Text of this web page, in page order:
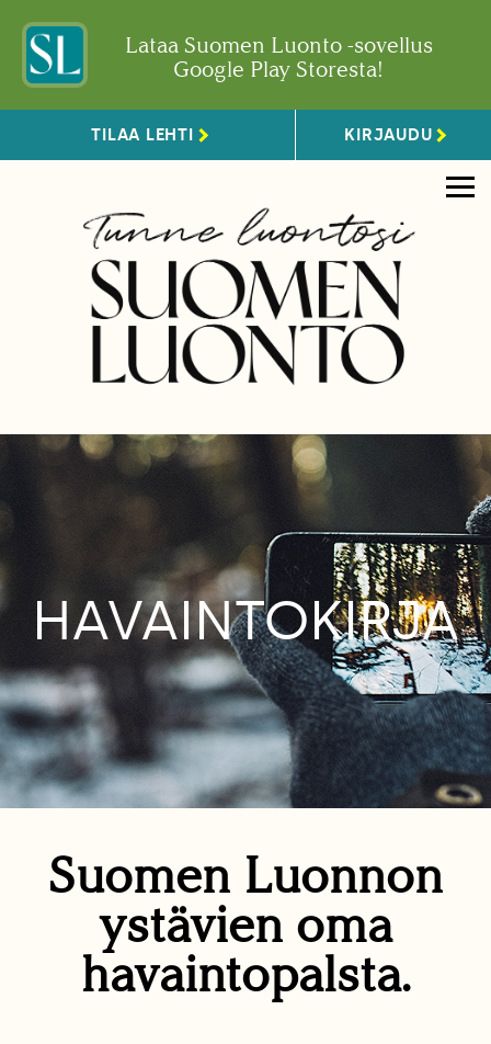
Lataa Suomen Luonto -sovellus
Google Play Storesta!
TILAA LEHTI KIRJAUDU
HAVAINTOKIRJA
Suomen Luonnon
ystävien oma
havaintopalsta.